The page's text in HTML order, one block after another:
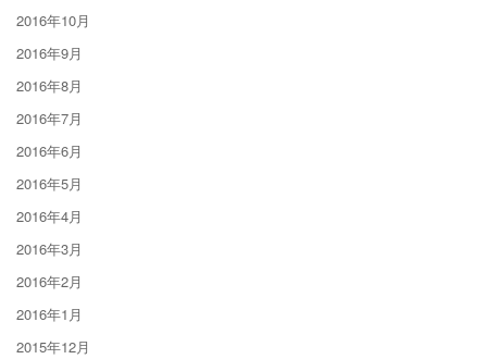
2016年10月
2016年9月
2016年8月
2016年7月
2016年6月
2016年5月
2016年4月
2016年3月
2016年2月
2016年1月
2015年12月